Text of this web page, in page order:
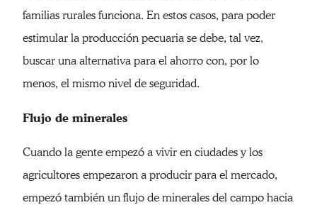
familias rurales funciona. En estos casos, para poder
estimular la producción pecuaria se debe, tal vez,
buscar una alternativa para el ahorro con, por lo
menos, el mismo nivel de seguridad.
Flujo de minerales
Cuando la gente empezó a vivir en ciudades y los
agricultores empezaron a producir para el mercado,
empezó también un flujo de minerales del campo hacia